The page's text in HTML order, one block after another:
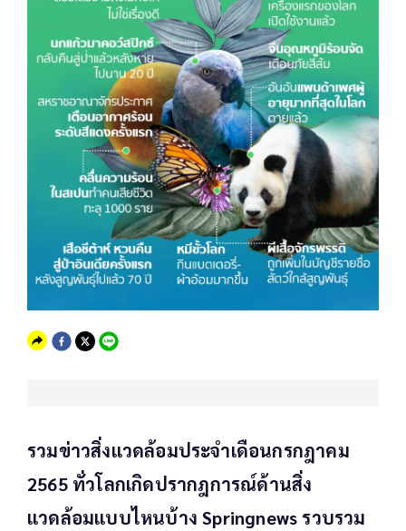
รวมข่าวสิ่งแวดล้อมประจำเดือนกรกฎาคม
2565 ทั่วโลกเกิดปรากฎการณ์ด้านสิ่ง
แวดล้อมแบบไหนบ้าง Springnews รวบรวม